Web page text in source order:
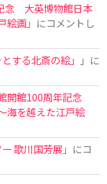
念 大英博物館日本
絵画」にコメントし
する北斎の絵」
」に
開館100周年記念
海を越えた江戸絵
歌川国芳展 」にコ